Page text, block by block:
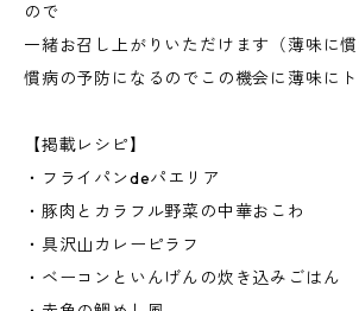
ので
一緒お召し上がりいただけます（薄味に
慣病の予防になるのでこの機会に薄味にト
【掲載レシピ】
・フライパンdeパエリア
・豚肉とカラフル野菜の中華おこわ
・具沢山カレーピラフ
・ベーコンといんげんの炊き込みごはん